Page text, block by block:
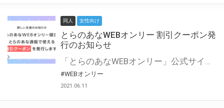
同人 女性向け
とらのあなWEBオンリー 割引クーポン発
行のお知らせ
「とらのあなWEBオンリー」公式サイトでとらのあな通販の「割引クーポン」を配布中！ イベントごとに開催当日限定で使える割引クーポンのシリアルコードを発行します。 とらのあなWEBオンリーのページをチェックして、イベント当日にお得にお買い物を楽しみましょう♪ ※本キャンペーンは予告なく終了する場合がございます。 とらのあなWEBオンリーサイトはこちら
#WEBオンリー
2021.06.11